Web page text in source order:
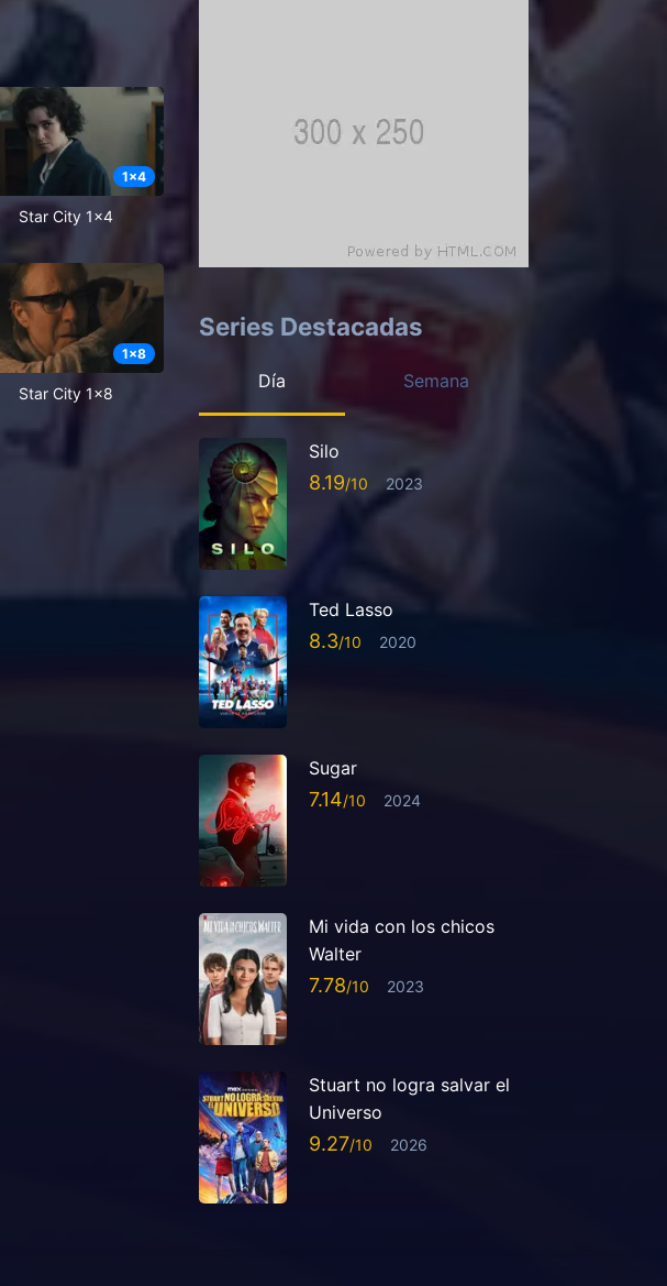
1x4
Star City 1x4
1x8
Star City 1x8
Series Destacadas
Día Semana
Silo
8.19 2023
Ted Lasso
8.3 2020
Sugar
7.14 2024
Mi vida con los chicos
Walter
7.78 2023
Stuart no logra salvar el
Universo
9.27 2026